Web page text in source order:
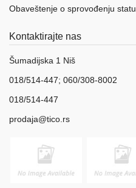
Obaveštenje o sprovođenju
Kontaktirajte nas
Šumadijska 1 Niš
018/514-447; 060/308-8002
018/514-447
prodaja@tico.rs